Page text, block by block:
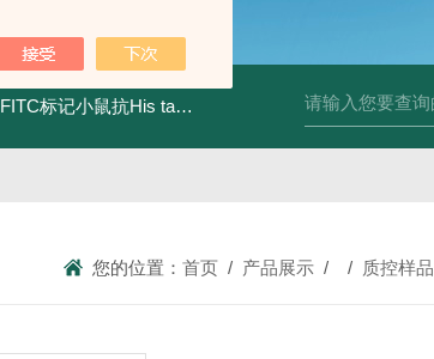
FITC标记小鼠抗His tag 组织细胞固定液（8％，PFA）
您的位置： 首页 / 产品展示 / / 质控样品